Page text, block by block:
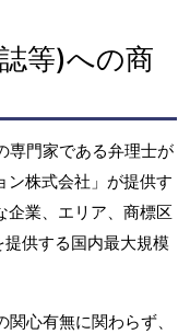
等)への商
専門家である弁理士が
ン株式会社」が提供す
企業、エリア、商標区
供する国内最大規模
心有無に関わらず、